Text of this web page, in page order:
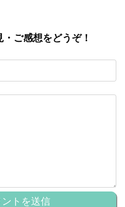
ご感想をどうぞ！